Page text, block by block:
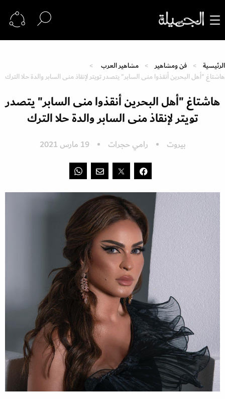
الرئيسية فن ومشاهير
مشاهير العرب
هاشتاغ "أهل البحرين أنقذوا منى السابر" يتصدر تويتر لإنقاذ منى السابر والدة حلا الترك
هاشتاغ "أهل البحرين أنقذوا منى السابر" يتصدر
تويتر لإنقاذ منى السابر والدة حلا الترك
بيروت رامي حجرات 19 مارس 2021